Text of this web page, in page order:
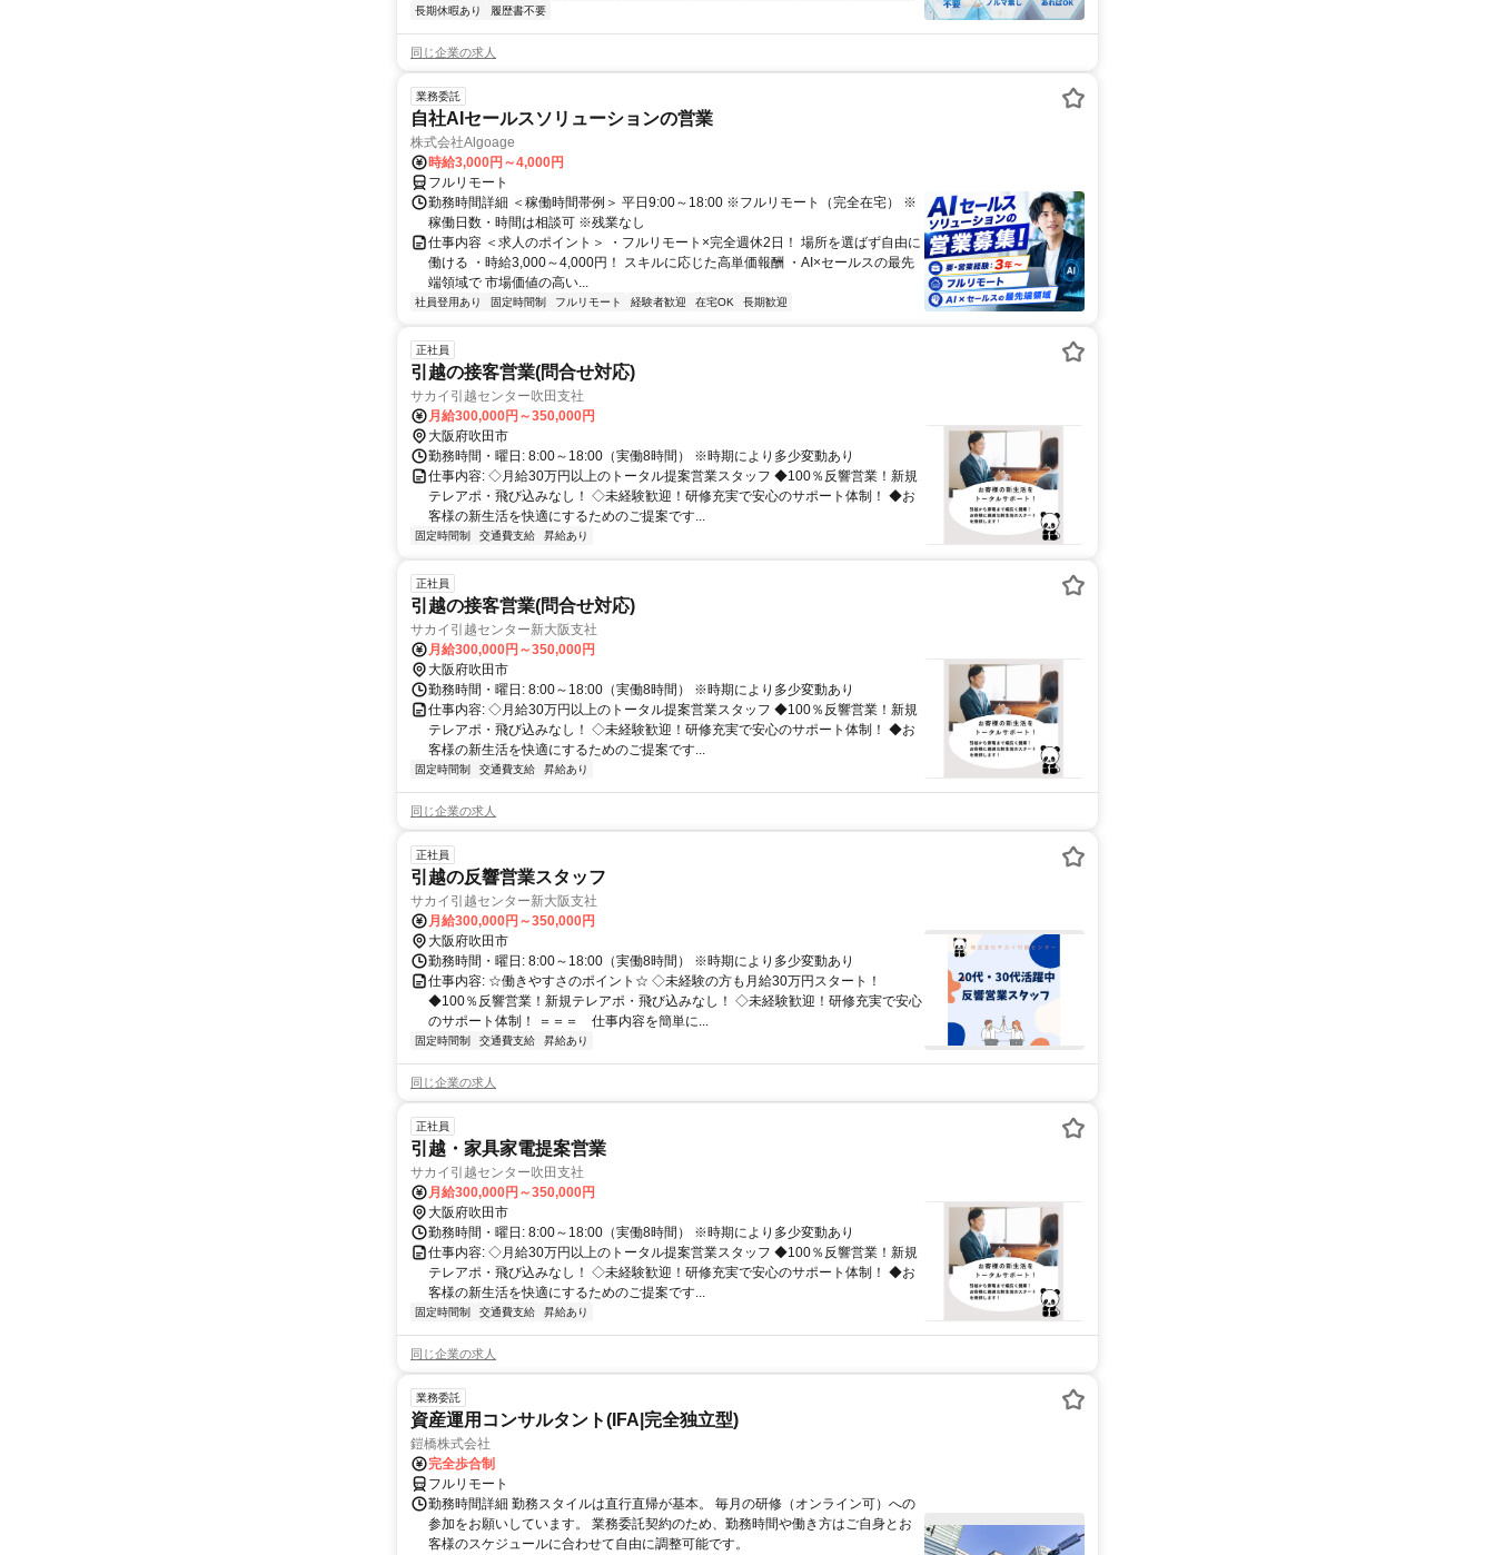
長期休暇あり
履歴書不要
同じ企業の求人
業務委託
自社AIセールスソリューションの営業
株式会社Algoage
時給3,000円～4,000円
フルリモート
勤務時間詳細 ＜稼働時間帯例＞ 平日9:00～18:00 ※フルリモート（完全在宅） ※
稼働日数・時間は相談可 ※残業なし
仕事内容 ＜求人のポイント＞ ・フルリモート×完全週休2日！ 場所を選ばず自由に
働ける ・時給3,000～4,000円！ スキルに応じた高単価報酬 ・AI×セールスの最先
端領域で 市場価値の高い...
社員登用あり 固定時間制 フルリモート 経験者歓迎 在宅OK 長期歓迎
正社員
引越の接客営業(問合せ対応)
サカイ引越センター吹田支社
月給300,000円～350,000円
大阪府吹田市
勤務時間・曜日: 8:00～18:00（実働8時間） ※時期により多少変動あり
仕事内容: ◇月給30万円以上のトータル提案営業スタッフ ◆100％反響営業！新規
テレアポ・飛び込みなし！ ◇未経験歓迎！研修充実で安心のサポート体制！ ◆お
客様の新生活を快適にするためのご提案です...
固定時間制 交通費支給 昇給あり
正社員
引越の接客営業(問合せ対応)
サカイ引越センター新大阪支社
月給300,000円～350,000円
大阪府吹田市
勤務時間・曜日: 8:00～18:00（実働8時間） ※時期により多少変動あり
仕事内容: ◇月給30万円以上のトータル提案営業スタッフ ◆100％反響営業！新規
テレアポ・飛び込みなし！ ◇未経験歓迎！研修充実で安心のサポート体制！ ◆お
客様の新生活を快適にするためのご提案です...
固定時間制 交通費支給 昇給あり
同じ企業の求人
正社員
引越の反響営業スタッフ
サカイ引越センター新大阪支社
月給300,000円～350,000円
大阪府吹田市
勤務時間・曜日: 8:00～18:00（実働8時間） ※時期により多少変動あり
仕事内容: ☆働きやすさのポイント☆ ◇未経験の方も月給30万円スタート！
◆100％反響営業！新規テレアポ・飛び込みなし！ ◇未経験歓迎！研修充実で安心
のサポート体制！ ＝＝＝ 仕事内容を簡単に...
固定時間制 交通費支給 昇給あり
同じ企業の求人
正社員
引越・家具家電提案営業
サカイ引越センター吹田支社
月給300,000円～350,000円
大阪府吹田市
勤務時間・曜日: 8:00～18:00（実働8時間） ※時期により多少変動あり
仕事内容: ◇月給30万円以上のトータル提案営業スタッフ ◆100％反響営業！新規
テレアポ・飛び込みなし！ ◇未経験歓迎！研修充実で安心のサポート体制！ ◆お
客様の新生活を快適にするためのご提案です...
固定時間制 交通費支給 昇給あり
同じ企業の求人
業務委託
資産運用コンサルタント(IFA|完全独立型)
鎧橋株式会社
完全歩合制
フルリモート
勤務時間詳細 勤務スタイルは直行直帰が基本。 毎月の研修（オンライン可）への
参加をお願いしています。 業務委託契約のため、勤務時間や働き方はご自身とお
客様のスケジュールに合わせて自由に調整可能です。